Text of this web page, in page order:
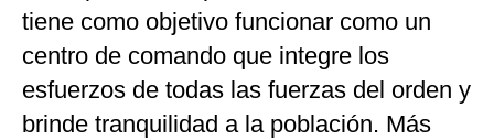
tiene como objetivo funcionar como un
centro de comando que integre los
esfuerzos de todas las fuerzas del orden y
brinde tranquilidad a la población. Más